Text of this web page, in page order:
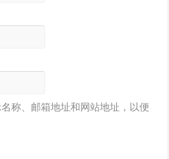
称、邮箱地址和网站地址，以便